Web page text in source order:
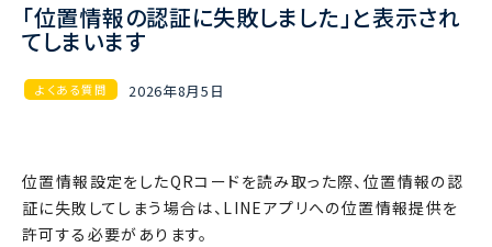
「位置情報の認証に失敗しました」と表示され
てしまいます
よくある質問 2026年8月5日
位置情報設定をしたQRコードを読み取った際、位置情報の認
証に失敗してしまう場合は、LINEアプリへの位置情報提供を
許可する必要があります。